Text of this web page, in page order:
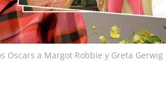
Oscars a Margot Robbie y Greta Gerwig